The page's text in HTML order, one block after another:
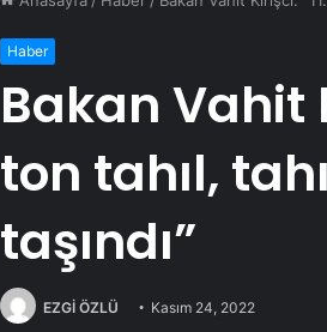
Haber
Bakan Vahit
ton tahıl,
taşındı”
EZGİ ÖZLÜ Kasım 24, 2022